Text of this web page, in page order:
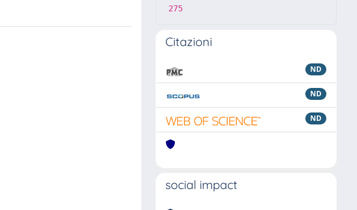
275
Citazioni
ND
ND
ND
social impact